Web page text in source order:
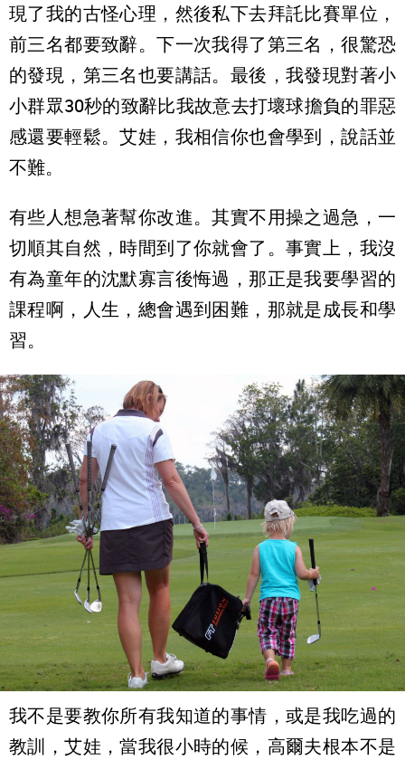
現了我的古怪心理，然後私下去拜託比賽單位，
前三名都要致辭。下一次我得了第三名，很驚恐
的發現，第三名也要講話。最後，我發現對著小
小群眾30秒的致辭比我故意去打壞球擔負的罪惡
感還要輕鬆。艾娃，我相信你也會學到，說話並
不難。
有些人想急著幫你改進。其實不用操之過急，一
切順其自然，時間到了你就會了。事實上，我沒
有為童年的沈默寡言後悔過，那正是我要學習的
課程啊，人生，總會遇到困難，那就是成長和學
習。
我不是要教你所有我知道的事情，或是我吃過的
教訓，艾娃，當我很小時的候，高爾夫根本不是